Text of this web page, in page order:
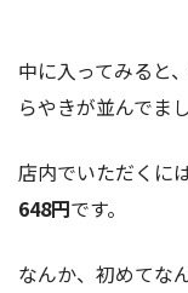
中に入ってみると
らやきが並んでまし
店内でいただくには
648円です。
なんか、初めてな